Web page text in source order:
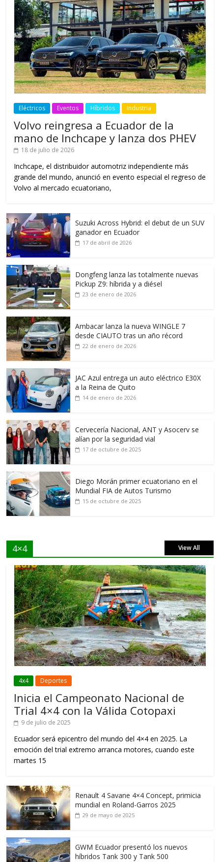
Eléctricos Eventos Híbridos Industria
Volvo reingresa a Ecuador de la
mano de Inchcape y lanza dos PHEV
18 de julio de 2026
Inchcape, el distribuidor automotriz independiente más
grande del mundo, anunció en evento especial el regreso de
Volvo al mercado ecuatoriano,
Suzuki Across Hybrid: el debut de un SUV
ganador en Ecuador
17 de abril de 2026
Dongfeng lanza las totalmente nuevas
Pickup Z9: híbrida y a diésel
23 de enero de 2026
Ambacar lanza la nueva WINGLE 7
desde CIAUTO tras un año récord
22 de enero de 2026
JAC Azul entrega un auto eléctrico E30X
a la Reina de Quito
14 de enero de 2026
Cervecería Nacional, ANT y Asocerv se
alían por la seguridad vial
17 de octubre de 2025
Diego Morán primer ecuatoriano en el
Mundial FIA de Autos Turismo
15 de octubre de 2025
4×4 View All
4x4 Deportes
Inicia el Campeonato Nacional de
Trial 4×4 con la Válida Cotopaxi
9 de julio de 2025
Ecuador será epicentro del mundo del 4×4 en 2025. La
emoción del trial extremo arranca motores, cuando este
martes 15
Renault 4 Savane 4×4 Concept, primicia
mundial en Roland-Garros 2025
29 de mayo de 2025
GWM Ecuador presentó los nuevos
híbridos Tank 300 y Tank 500